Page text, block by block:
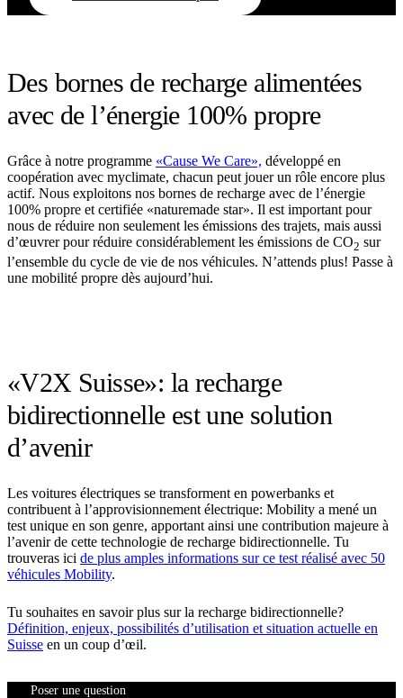
Des bornes de recharge alimentées
avec de l’énergie 100% propre
Grâce à notre programme «Cause We Care», développé en
coopération avec myclimate, chacun peut jouer un rôle encore plus
actif. Nous exploitons nos bornes de recharge avec de l’énergie
100% propre et certifiée «naturemade star». Il est important pour
nous de réduire non seulement les émissions des trajets, mais aussi
d’œuvrer pour réduire considérablement les émissions de CO2 sur
l’ensemble du cycle de vie de nos véhicules. N’attends plus! Passe à
une mobilité propre dès aujourd’hui.
«V2X Suisse»: la recharge
bidirectionnelle est une solution
d’avenir
Les voitures électriques se transforment en powerbanks et
contribuent à l’approvisionnement électrique: Mobility a mené un
test unique en son genre, apportant ainsi une contribution majeure à
l’avenir de cette technologie de recharge bidirectionnelle. Tu
trouveras ici de plus amples informations sur ce test réalisé avec 50
véhicules Mobility.
Tu souhaites en savoir plus sur la recharge bidirectionnelle?
Définition, enjeux, possibilités d’utilisation et situation actuelle en
Suisse en un coup d’œil.
Poser une question